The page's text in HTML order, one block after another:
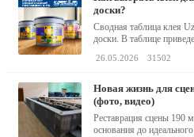
доски?
Сводная таблица клея
доски. В таблице
26.05.2026 31502
новая жизнь для сцены, все этапы паркетных работ
(фото, видео)
Реставрация сцены 190
основания до